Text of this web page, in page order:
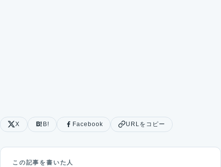
X B! Facebook URLをコピー
この記事を書いた人